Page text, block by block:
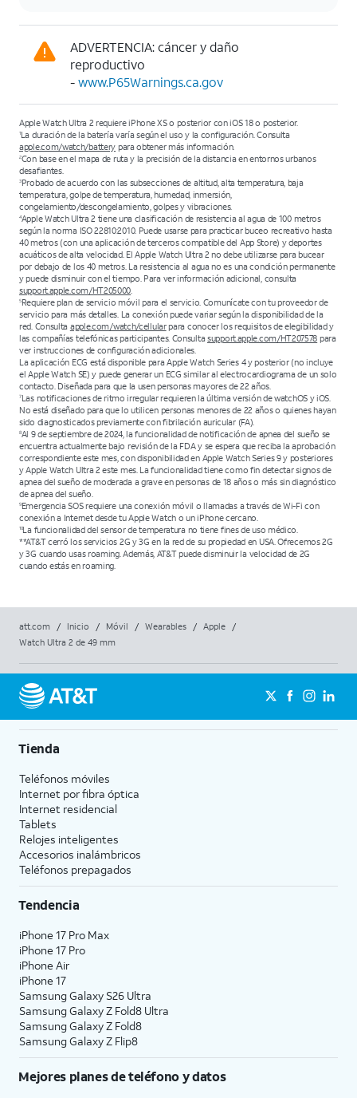
ADVERTENCIA: cáncer y daño
reproductivo
-www.P65Warnings.ca.gov
Apple Watch Ultra 2 requiere iPhone XS o posterior con iOS 18 o posterior.
1La duración de la batería varía según el uso y la configuración. Consulta
apple.com/watch/battery para obtener más información.
2Con base en el mapa de ruta y la precisión de la distancia en entornos urbanos
desafiantes.
3Probado de acuerdo con las subsecciones de altitud, alta temperatura, baja
temperatura, golpe de temperatura, humedad, inmersión,
congelamiento/descongelamiento, golpes y vibraciones.
4Apple Watch Ultra 2 tiene una clasificación de resistencia al agua de 100 metros
según la norma ISO 22810:2010. Puede usarse para practicar buceo recreativo hasta
40 metros (con una aplicación de terceros compatible del App Store) y deportes
acuáticos de alta velocidad. El Apple Watch Ultra 2 no debe utilizarse para bucear
por debajo de los 40 metros. La resistencia al agua no es una condición permanente
y puede disminuir con el tiempo. Para ver información adicional, consulta
support.apple.com/HT205000.
5Requiere plan de servicio móvil para el servicio. Comunícate con tu proveedor de
servicio para más detalles. La conexión puede variar según la disponibilidad de la
red. Consulta apple.com/watch/cellularpara conocer los requisitos de elegibilidad y
las compañías telefónicas participantes. Consultasupport.apple.com/HT207578 para
ver instrucciones de configuración adicionales.
La aplicación ECG está disponible para Apple Watch Series 4 y posterior (no incluye
el Apple Watch SE) y puede generar un ECG similar al electrocardiograma de un solo
contacto. Diseñada para que la usen personas mayores de 22 años.
7Las notificaciones de ritmo irregular requieren la última versión de watchOS y iOS.
No está diseñado para que lo utilicen personas menores de 22 años o quienes hayan
sido diagnosticados previamente con fibrilación auricular (FA).
8Al 9 de septiembre de 2024, la funcionalidad de notificación de apnea del sueño se
encuentra actualmente bajo revisión de la FDA y se espera que reciba la aprobación
correspondiente este mes, con disponibilidad en Apple Watch Series 9 y posteriores
y Apple Watch Ultra 2 este mes. La funcionalidad tiene como fin detectar signos de
apnea del sueño de moderada a grave en personas de 18 años o más sin diagnóstico
de apnea del sueño.
9Emergencia SOS requiere una conexión móvil o llamadas a través de Wi-Fi con
conexión a Internet desde tu Apple Watch o un iPhone cercano.
10La funcionalidad del sensor de temperatura no tiene fines de uso médico.
**AT&T cerró los servicios 2G y 3G en la red de su propiedad en USA. Ofrecemos 2G
y 3G cuando usas roaming. Además, AT&T puede disminuir la velocidad de 2G
cuando estás en roaming.
att.com / Inicio / Móvil / Wearables / Apple
/
Watch Ultra 2 de 49 mm
Tienda
Teléfonos móviles
Internet por fibra óptica
Internet residencial
Tablets
Relojes inteligentes
Accesorios inalámbricos
Teléfonos prepagados
Tendencia
iPhone 17 Pro Max
iPhone 17 Pro
iPhone Air
iPhone 17
Samsung Galaxy S26 Ultra
Samsung Galaxy Z Fold8 Ultra
Samsung Galaxy Z Fold8
Samsung Galaxy Z Flip8
Mejores planes de teléfono y datos